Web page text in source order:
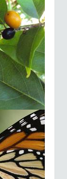
Fiche espèce
Fiche espèce
Fiche espèce